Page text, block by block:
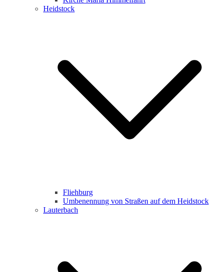
Heidstock
Fliehburg
Umbenennung von Straßen auf dem Heidstock
Lauterbach